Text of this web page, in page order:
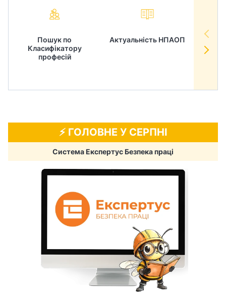
Пошук по
Класифікатору
професій
Актуальність НПАОП
⚡️ ГОЛОВНЕ У СЕРПНІ
Система Експертус Безпека праці